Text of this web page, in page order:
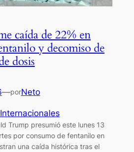
caída de 22% en
y decomiso de
dosis
—porNeto
Trump presumió este lunes 13
por consumo de fentanilo en
una caída histórica tras el